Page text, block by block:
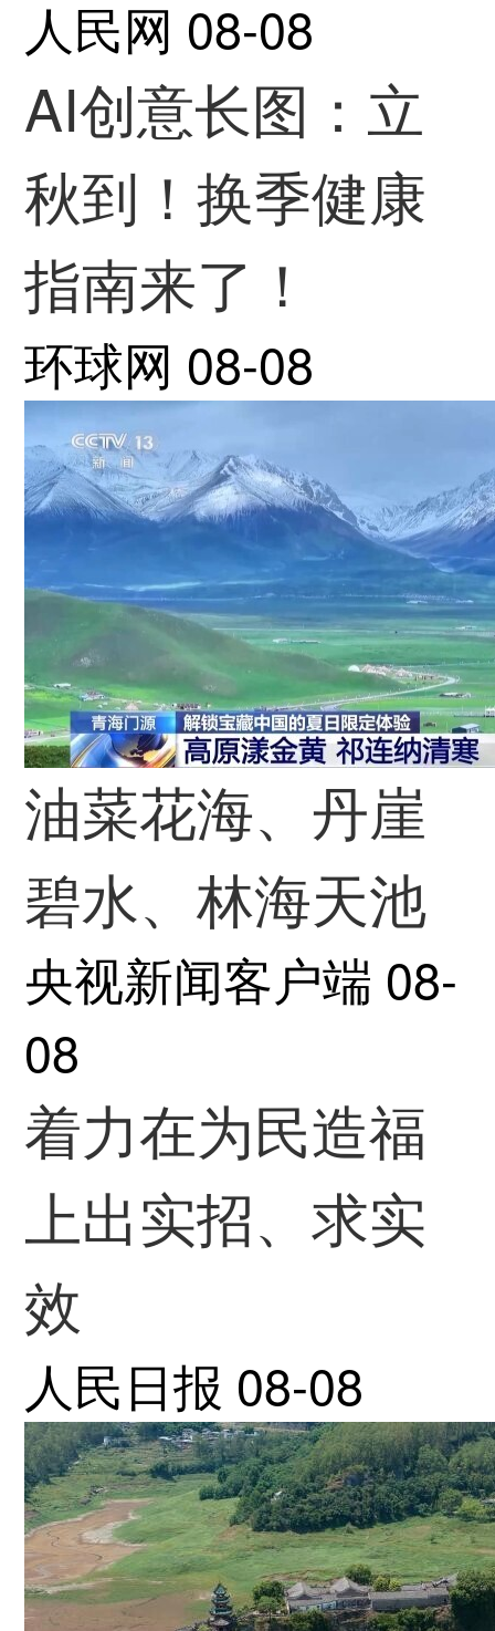
人民网 08-08
AI创意长图：立
秋到！换季健康
指南来了！
环球网 08-08
油菜花海、丹崖
碧水、林海天池
央视新闻客户端 08-
08
着力在为民造福
上出实招、求实
效
人民日报 08-08